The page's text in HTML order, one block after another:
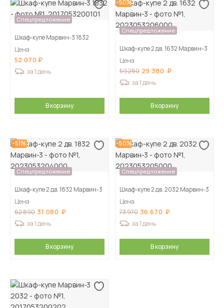
Спецпредложение
Шкаф-купе Марвин-3 1832
Цена
52 070
за 1 день
В корзину
-50%
Спецпредложение
Шкаф-купе 2 дв. 1632 Марвин-3
Цена
59 280 29 380
за 1 день
В корзину
-51%
Спецпредложение
Шкаф-купе 2 дв. 1832 Марвин-3
Цена
62 890 31 080
за 1 день
В корзину
-50%
Спецпредложение
Шкаф-купе 2 дв. 2032 Марвин-3
Цена
73 970 36 670
за 1 день
В корзину